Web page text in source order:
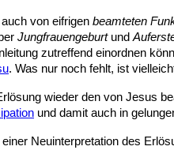
von eifrigen beamteten
Jungfrauengeburtund
zutreffend einordnen
. Was nur noch fehlt, ist
wieder den von Jesus
und damit auch in
Neuinterpretation des